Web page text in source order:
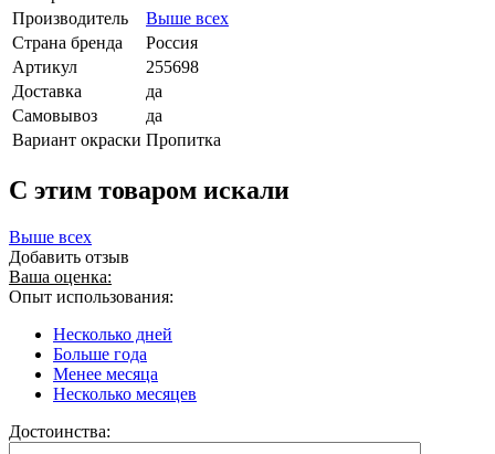
Производитель
Выше всех
Страна бренда
Россия
Артикул
255698
Доставка
да
Самовывоз
да
Вариант окраски Пропитка
C этим товаром искали
Выше всех
Добавить отзыв
Ваша оценка:
Опыт использования:
Несколько дней
Больше года
Менее месяца
Несколько месяцев
Достоинства: